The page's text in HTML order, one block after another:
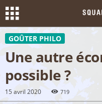
GOÛTER PHILO
Une autre
possible ?
15 avril 2020 719